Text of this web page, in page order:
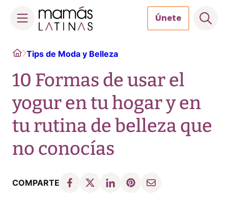
content
Únete
HomeTips de Moda y Belleza
10 Formas de usar el
yogur en tu hogar y en
tu rutina de belleza que
no conocías
COMPARTE